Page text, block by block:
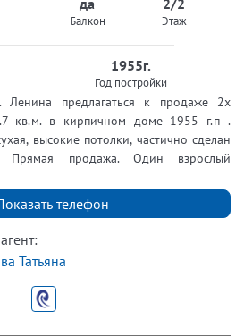
да
Балкон
2/2
Этаж
1955г.
Год постройки
предлагаться к продаже 2х
кв.м. в кирпичном доме 1955 г.п .
высокие потолки, частично сделан
Прямая продажа. Один взрослый
телефон
(812) 740-70-40
Татьяна